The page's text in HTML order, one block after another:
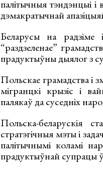
палітычныя тэндэнцыі і
дэмакратычнай
Беларусы на радзіме
“раздзеленае”
прадуктыўны дыялог з
Польскае грамадства і
мігранцкі крызіс і
палякаў да суседніх
Польска-беларускія
стратэгічныя мэты і
палітычнымі коламі
прадуктыўнай супрацы